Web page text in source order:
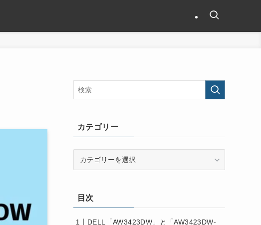
カテゴリー
ー目次
DELL「AW3423DW」と「AW3423DW-